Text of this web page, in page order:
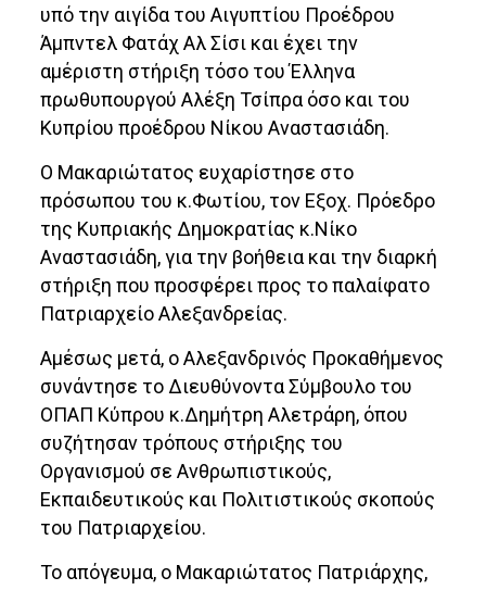
υπό την αιγίδα του Αιγυπτίου Προέδρου
Άμπντελ Φατάχ Αλ Σίσι και έχει την
αμέριστη στήριξη τόσο του Έλληνα
πρωθυπουργού Αλέξη Τσίπρα όσο και του
Κυπρίου προέδρου Νίκου Αναστασιάδη.
Ο Μακαριώτατος ευχαρίστησε στο
πρόσωπου του κ.Φωτίου, τον Εξοχ. Πρόεδρο
της Κυπριακής Δημοκρατίας κ.Νίκο
Αναστασιάδη, για την βοήθεια και την διαρκή
στήριξη που προσφέρει προς το παλαίφατο
Πατριαρχείο Αλεξανδρείας.
Αμέσως μετά, ο Αλεξανδρινός Προκαθήμενος
συνάντησε το Διευθύνοντα Σύμβουλο του
ΟΠΑΠ Κύπρου κ.Δημήτρη Αλετράρη, όπου
συζήτησαν τρόπους στήριξης του
Οργανισμού σε Ανθρωπιστικούς,
Εκπαιδευτικούς και Πολιτιστικούς σκοπούς
του Πατριαρχείου.
Το απόγευμα, ο Μακαριώτατος Πατριάρχης,